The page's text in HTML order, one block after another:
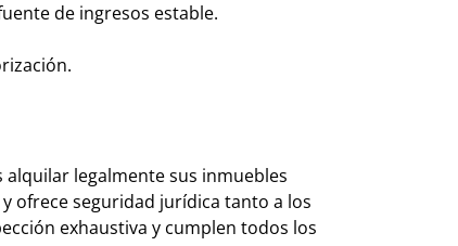
de ingresos estable.
alquilar legalmente sus inmuebles
ofrece seguridad jurídica tanto a los
exhaustiva y cumplen todos los